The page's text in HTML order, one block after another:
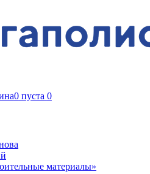
0 пуста 0
материалы»